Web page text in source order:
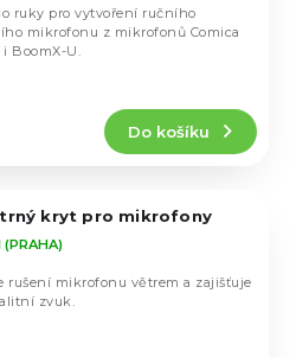
Do košíku
ruky pro vytvoření ručního
mikrofonu z mikrofonů Comica
i BoomX-U.
kryt pro mikrofony
(PRAHA)
rušení mikrofonu větrem a zajišťuje
zvuk.